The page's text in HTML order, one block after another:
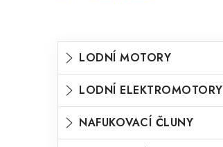
P
o
t
Přeskočit
kategorie
K
a
e
LODNÍ MOTORY
LODNÍ ELEKTROMOTORY
NAFUKOVACÍ ČLUNY